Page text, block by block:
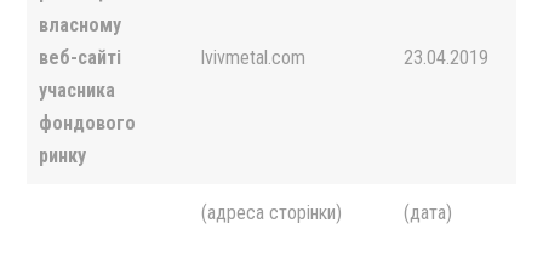
власному
веб-сайті
учасника
фондового
ринку
lvivmetal.com 23.04.2019
(адреса сторінки) (дата)